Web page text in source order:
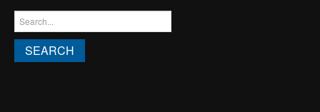
ФОРМА ПОИСКА
Search this site